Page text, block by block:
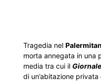
Tragedia nel
morta annegata in una
media tra cui il
di un’abitazione privata